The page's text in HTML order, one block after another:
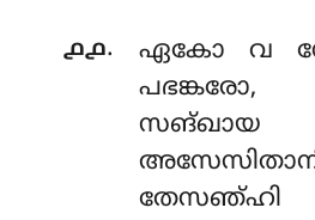
൧൧.
ഏകോ വ
പഭങ്കരോ,
സങ്ഖായ